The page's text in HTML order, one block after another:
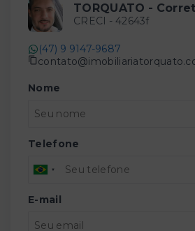
TORQUATO -
CRECI - 42643f
(47) 9 9147-9687
Nome
Telefone
E-mail